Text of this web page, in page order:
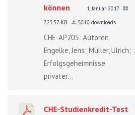
können
1. Januar 2017
723.57 KB
5010 downloads
CHE-AP205: Autoren:
Engelke, Jens; Müller, Ulrich; :
Erfolgsgeheimnisse
privater...
CHE-Studienkredit-Test